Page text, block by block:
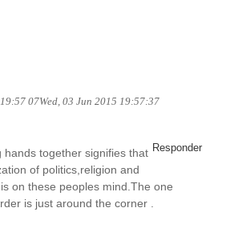
07Wed, 03 Jun 2015 19:57:37
Responder
hands together signifies that
of politics,religion and
on these peoples mind.The one
is just around the corner .